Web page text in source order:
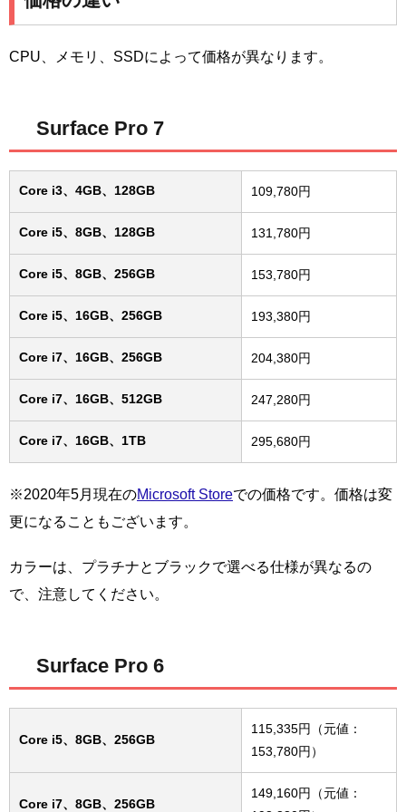
CPU、メモリ、SSDによって価格が異なります。
Surface Pro 7
Core i3、4GB、128GB 109,780円
Core i5、8GB、128GB 131,780円
Core i5、8GB、256GB 153,780円
Core i5、16GB、256GB 193,380円
Core i7、16GB、256GB 204,380円
Core i7、16GB、512GB 247,280円
Core i7、16GB、1TB 295,680円
※2020年5月現在のMicrosoft Storeでの価格です。価格は変
更になることもございます。
カラーは、プラチナとブラックで選べる仕様が異なるの
で、注意してください。
Surface Pro 6
Core i5、8GB、256GB
115,335円（元値：
153,780円）
Core i7、8GB、256GB
149,160円（元値：